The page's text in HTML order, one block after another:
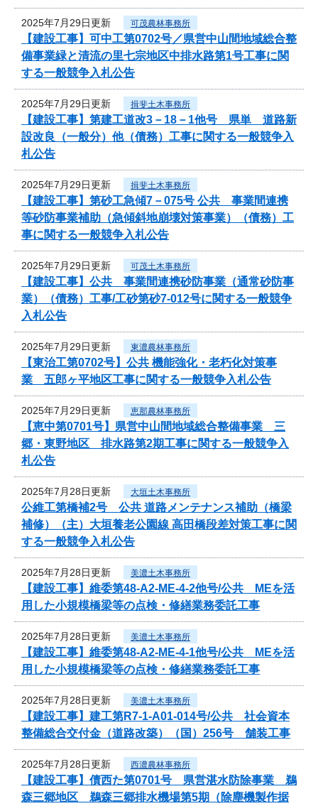
2025年7月29日更新 可茂農林事務所
【建設工事】可中工第0702号／県営中山間地域総合整
備事業緑と清流の里七宗地区中排水路第1号工事に関
する一般競争入札公告
2025年7月29日更新 揖斐土木事務所
【建設工事】第建工道改3－18－1他号 県単 道路新
設改良（一般分）他（債務）工事に関する一般競争入
札公告
2025年7月29日更新 揖斐土木事務所
【建設工事】第砂工急傾7－075号 公共 事業間連携
等砂防事業補助（急傾斜地崩壊対策事業）（債務）工
事に関する一般競争入札公告
2025年7月29日更新 可茂土木事務所
【建設工事】公共 事業間連携砂防事業（通常砂防事
業）（債務）工事/工砂第砂7-012号に関する一般競争
入札公告
2025年7月29日更新 東濃農林事務所
【東治工第0702号】公共 機能強化・老朽化対策事
業 五郎ヶ平地区工事に関する一般競争入札公告
2025年7月29日更新 恵那農林事務所
【恵中第0701号】県営中山間地域総合整備事業 三
郷・東野地区 排水路第2期工事に関する一般競争入
札公告
2025年7月28日更新 大垣土木事務所
公維工第橋補2号 公共 道路メンテナンス補助（橋梁
補修）（主）大垣養老公園線 高田橋段差対策工事に関
する一般競争入札公告
2025年7月28日更新 美濃土木事務所
【建設工事】維委第48-A2-ME-4-2他号/公共 MEを活
用した小規模橋梁等の点検・修繕業務委託工事
2025年7月28日更新 美濃土木事務所
【建設工事】維委第48-A2-ME-4-1他号/公共 MEを活
用した小規模橋梁等の点検・修繕業務委託工事
2025年7月28日更新 美濃土木事務所
【建設工事】建工第R7-1-A01-014号/公共 社会資本
整備総合交付金（道路改築）（国）256号 舗装工事
2025年7月28日更新 西濃農林事務所
【建設工事】債西た第0701号 県営湛水防除事業 鵜
森三郷地区 鵜森三郷排水機場第5期（除塵機製作据